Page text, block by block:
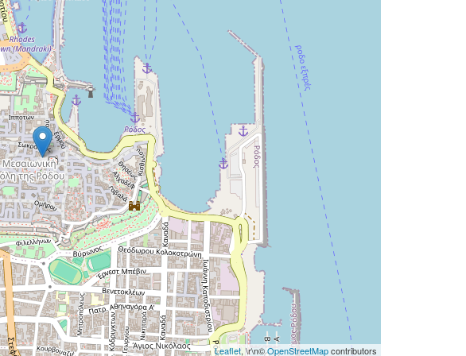
Leaflet, \r\n©OpenStreetMapcontributors